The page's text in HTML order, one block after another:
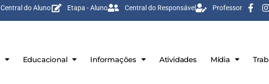
Central do Aluno Etapa - Aluno Central do Responsável Professor
Educacional Informações Atividades Mídia